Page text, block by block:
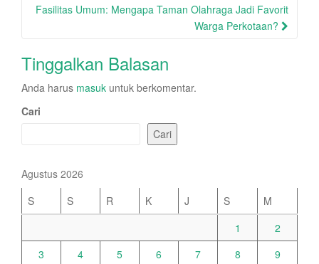
Fasilitas Umum: Mengapa Taman Olahraga Jadi Favorit
Warga Perkotaan?
Tinggalkan Balasan
Anda harus masuk untuk berkomentar.
Cari
Cari
Agustus 2026
S
S R K J S
M
1
2
3
4 5 6 7 8
9